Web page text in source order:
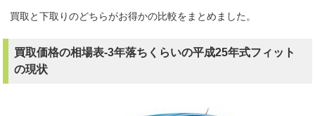
買取と下取りのどちらがお得かの比較をまとめました。
買取価格の相場表-3年落ちくらいの平成25年式フィット
の現状